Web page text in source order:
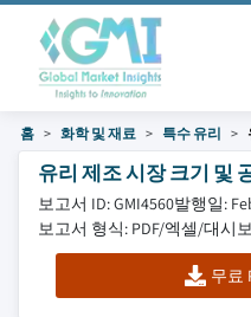
홈 화학 및 재료 특수 유리
유리 제조 시장 크기 및
보고서 ID: GMI4560발행일:
보고서 형식: PDF/엑셀/대시
무료